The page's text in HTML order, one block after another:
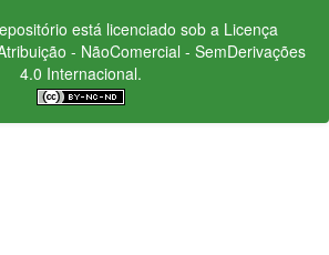
está licenciado sob a Licença
- NãoComercial - SemDerivações
4.0 Internacional.